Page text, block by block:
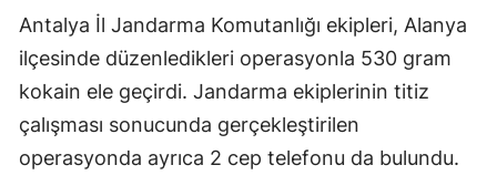
Antalya İl Jandarma Komutanlığı ekipleri, Alanya
ilçesinde düzenledikleri operasyonla 530 gram
kokain ele geçirdi. Jandarma ekiplerinin titiz
çalışması sonucunda gerçekleştirilen
operasyonda ayrıca 2 cep telefonu da bulundu.